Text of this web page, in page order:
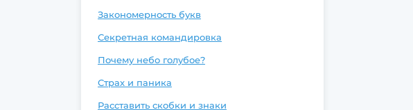
Закономерность букв
Секретная командировка
Почему небо голубое?
Страх и паника
Расставить скобки и знаки